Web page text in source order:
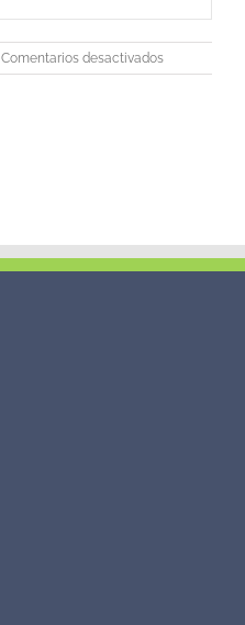
Comentarios desactivadosen
93